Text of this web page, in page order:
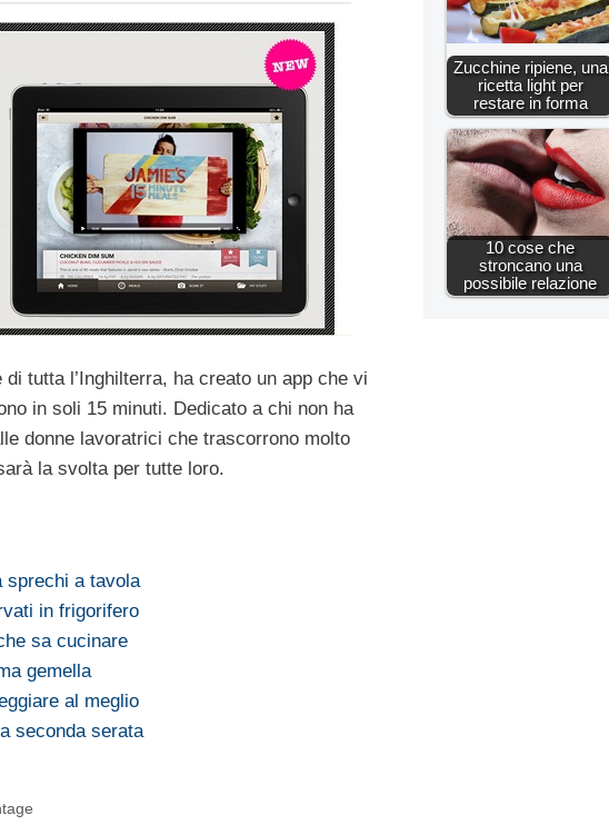
tutta l’Inghilterra, ha creato un app che vi
in soli 15 minuti. Dedicato a chi non ha
donne lavoratrici che trascorrono molto
la svolta per tutte loro.
sprechi a tavola
in frigorifero
sa cucinare
gemella
al meglio
seconda serata
Zucchine ripiene, una
ricetta light per
restare in forma
10 cose che
stroncano una
possibile relazione